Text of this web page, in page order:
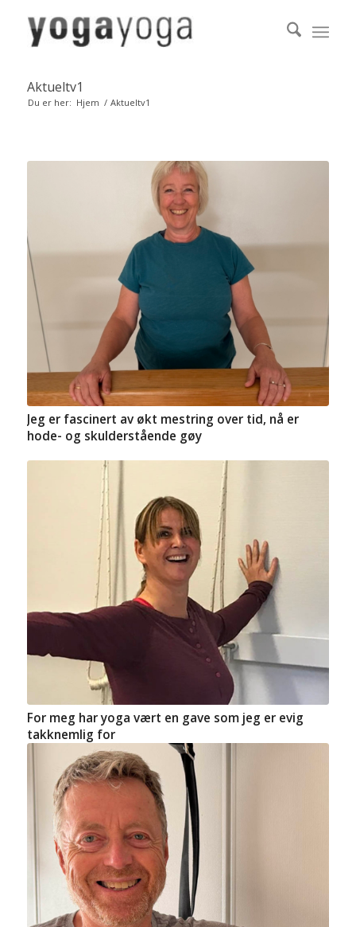
Aktueltv1
Du er her: Hjem / Aktueltv1
Jeg er fascinert av økt mestring over tid, nå er
hode- og skulderstående gøy
For meg har yoga vært en gave som jeg er evig
takknemlig for